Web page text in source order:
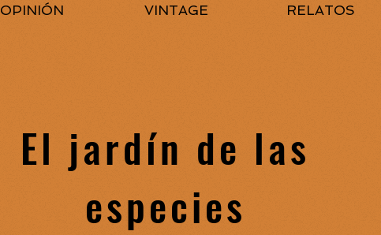
OPINIÓN VINTAGE RELATOS
El jardín de las
especies